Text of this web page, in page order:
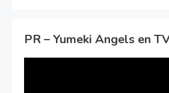
PR – Yumeki Angels en